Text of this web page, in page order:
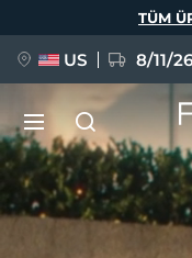
TÜM
US 8/11/26
YENİ
Dil Seçimi